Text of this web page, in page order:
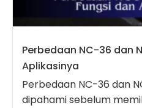
Perbedaan NC-36 dan
Aplikasinya
Perbedaan NC-36 dan
dipahami sebelum